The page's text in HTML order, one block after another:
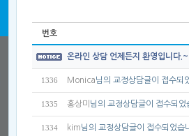
번호
온라인 상담 언제든지 환영입니다
1336 Monica님의 교정상담글이 접수되
1335 홍상미 님의 교정상담글이 접수되었
1334 kim님의 교정상담글이 접수되었습